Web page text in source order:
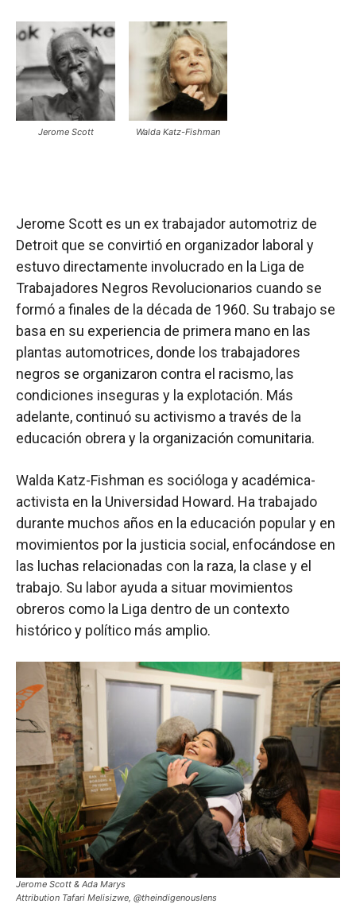
Jerome Scott Walda Katz-Fishman
Jerome Scott es un ex trabajador automotriz de
Detroit que se convirtió en organizador laboral y
estuvo directamente involucrado en la Liga de
Trabajadores Negros Revolucionarios cuando se
formó a finales de la década de 1960. Su trabajo se
basa en su experiencia de primera mano en las
plantas automotrices, donde los trabajadores
negros se organizaron contra el racismo, las
condiciones inseguras y la explotación. Más
adelante, continuó su activismo a través de la
educación obrera y la organización comunitaria.
Walda Katz-Fishman es socióloga y académica-
activista en la Universidad Howard. Ha trabajado
durante muchos años en la educación popular y en
movimientos por la justicia social, enfocándose en
las luchas relacionadas con la raza, la clase y el
trabajo. Su labor ayuda a situar movimientos
obreros como la Liga dentro de un contexto
histórico y político más amplio.
Jerome Scott & Ada Marys
Attribution Tafari Melisizwe, @theindigenouslens